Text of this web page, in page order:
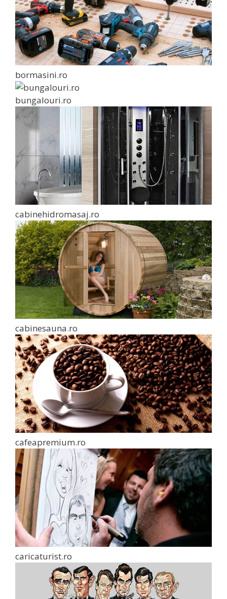
bormasini.ro
bungalouri.ro
cabinehidromasaj.ro
cabinesauna.ro
cafeapremium.ro
caricaturist.ro